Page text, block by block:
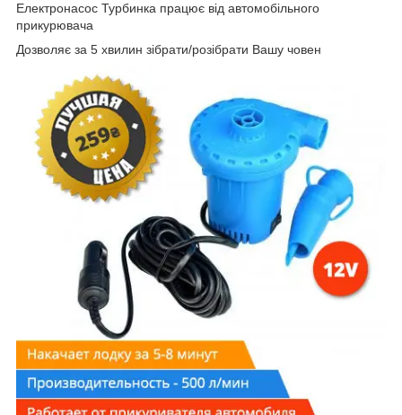
Електронасос Турбинка працює від автомобільного
прикурювача
Дозволяє за 5 хвилин зібрати/розібрати Вашу човен